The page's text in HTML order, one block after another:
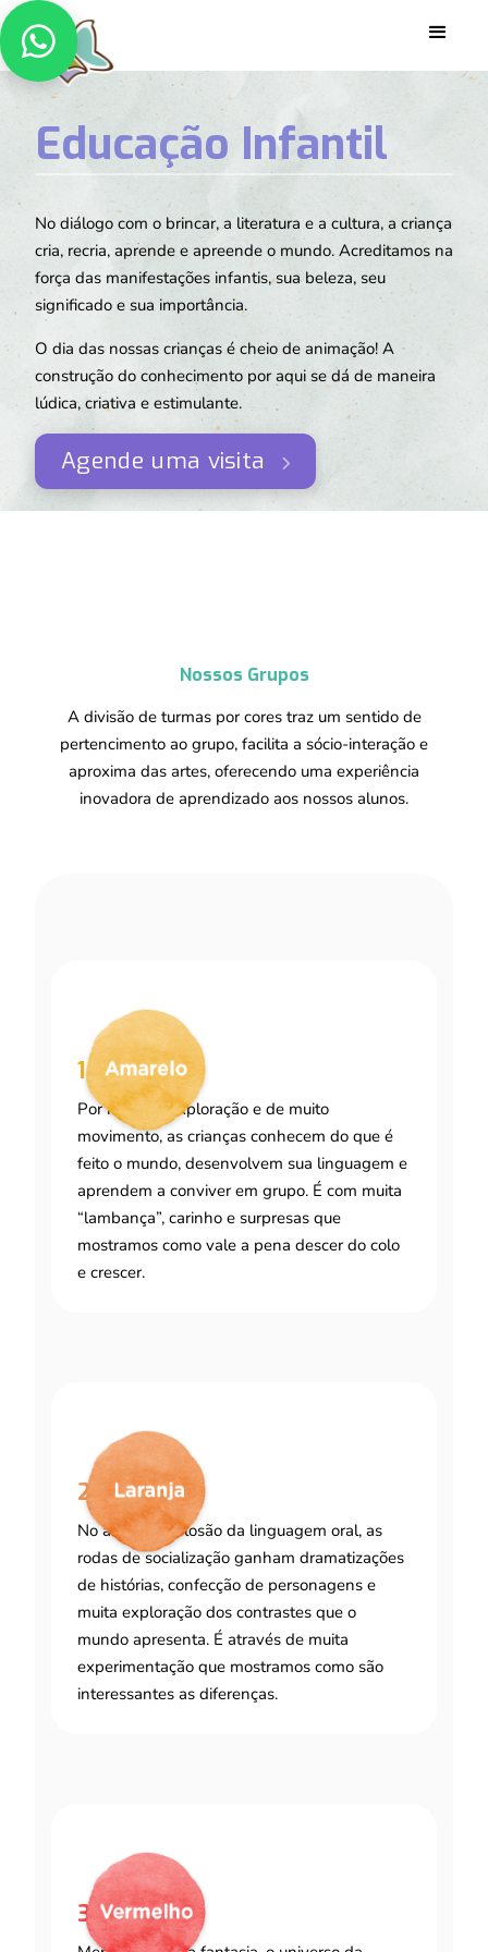

Educação Infantil
No diálogo com o brincar, a literatura e a cultura, a criança
cria, recria, aprende e apreende o mundo. Acreditamos na
força das manifestações infantis, sua beleza, seu
significado e sua importância.
O dia das nossas crianças é cheio de animação! A
construção do conhecimento por aqui se dá de maneira
lúdica, criativa e estimulante.
Agende uma visita 
Nossos Grupos
A divisão de turmas por cores traz um sentido de
pertencimento ao grupo, facilita a sócio-interação e
aproxima das artes, oferecendo uma experiência
inovadora de aprendizado aos nossos alunos.
1 a 2 anos
Por meio da exploração e de muito
movimento, as crianças conhecem do que é
feito o mundo, desenvolvem sua linguagem e
aprendem a conviver em grupo. É com muita
“lambança”, carinho e surpresas que
mostramos como vale a pena descer do colo
e crescer.
2 a 3 anos
No ano da explosão da linguagem oral, as
rodas de socialização ganham dramatizações
de histórias, confecção de personagens e
muita exploração dos contrastes que o
mundo apresenta. É através de muita
experimentação que mostramos como são
interessantes as diferenças.
3 a 4 anos